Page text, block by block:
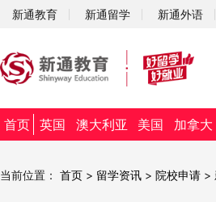
新通教育 新通留学 新通外语
首页 英国 澳大利亚 美国 加拿大
当前位置： 首页 > 留学资讯 > 院校申请 >